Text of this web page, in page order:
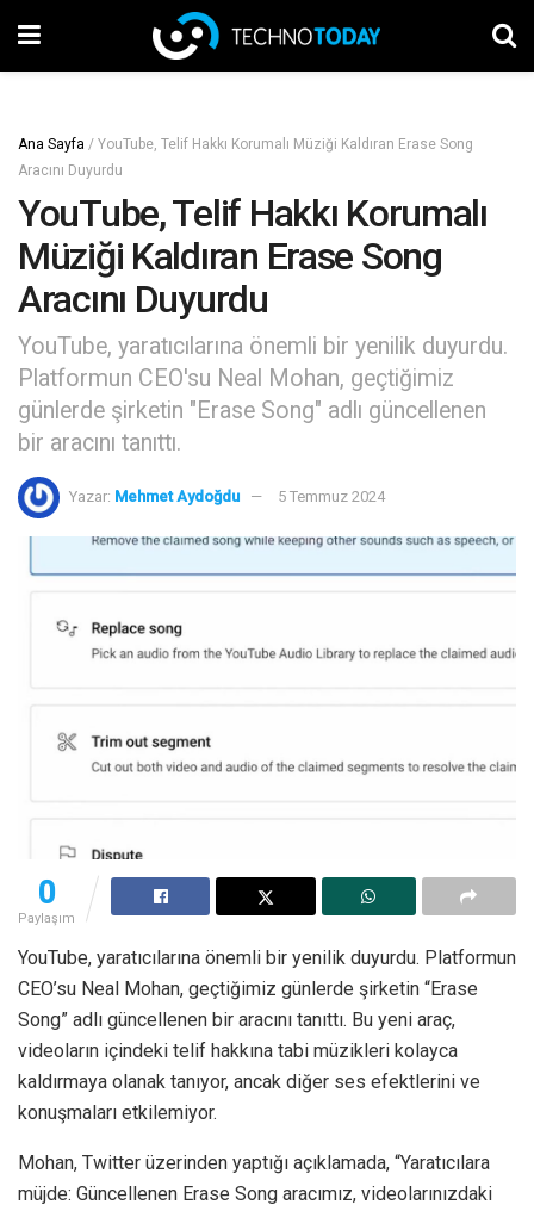
Ana Sayfa / YouTube, Telif Hakkı Korumalı Müziği Kaldıran Erase Song
Aracını Duyurdu
YouTube, Telif Hakkı Korumalı
Müziği Kaldıran Erase Song
Aracını Duyurdu
YouTube, yaratıcılarına önemli bir yenilik duyurdu.
Platformun CEO'su Neal Mohan, geçtiğimiz
günlerde şirketin "Erase Song" adlı güncellenen
bir aracını tanıttı.
Yazar: Mehmet Aydoğdu 5 Temmuz 2024
0
Paylaşım
YouTube, yaratıcılarına önemli bir yenilik duyurdu. Platformun
CEO’su Neal Mohan, geçtiğimiz günlerde şirketin “Erase
Song” adlı güncellenen bir aracını tanıttı. Bu yeni araç,
videoların içindeki telif hakkına tabi müzikleri kolayca
kaldırmaya olanak tanıyor, ancak diğer ses efektlerini ve
konuşmaları etkilemiyor.
Mohan, Twitter üzerinden yaptığı açıklamada, “Yaratıcılara
müjde: Güncellenen Erase Song aracımız, videolarınızdaki